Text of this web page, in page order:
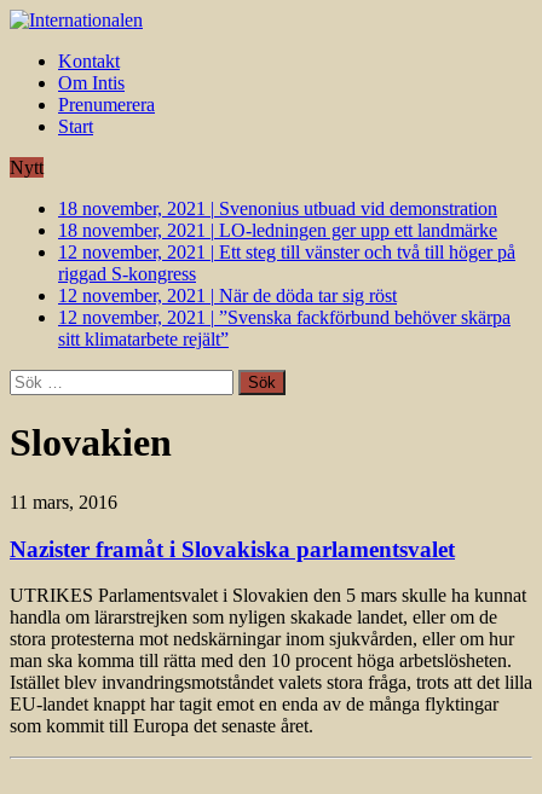
Kontakt
Om Intis
Prenumerera
Start
Nytt
18 november, 2021 | Svenonius utbuad vid demonstration
18 november, 2021 | LO-ledningen ger upp ett landmärke
12 november, 2021 | Ett steg till vänster och två till höger på
riggad S-kongress
12 november, 2021 | När de döda tar sig röst
12 november, 2021 | ”Svenska fackförbund behöver skärpa
sitt klimatarbete rejält”
Sök
efter:
Slovakien
11 mars, 2016
Nazister framåt i Slovakiska parlamentsvalet
UTRIKES Parlamentsvalet i Slovakien den 5 mars skulle ha kunnat
handla om lärarstrejken som nyligen skakade landet, eller om de
stora protesterna mot nedskärningar inom sjukvården, eller om hur
man ska komma till rätta med den 10 procent höga arbetslösheten.
Istället blev invandringsmotståndet valets stora fråga, trots att det lilla
EU-landet knappt har tagit emot en enda av de många flyktingar
som kommit till Europa det senaste året.